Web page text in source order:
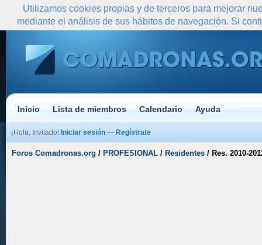
Inicio Lista de miembros Calendario Ayuda
¡Hola, Invitado! Iniciar sesión — Regístrate
Foros Comadronas.org / PROFESIONAL / Residentes / Res. 2010-
Utilizamos cookies propias y de terceros para mejorar
mediante el análisis de sus hábitos de navegación. Si